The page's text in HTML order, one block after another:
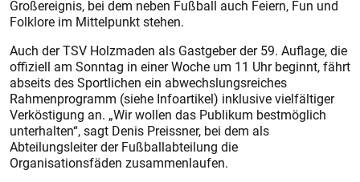
Großereignis, bei dem neben Fußball auch Feiern, Fun und
Folklore im Mittelpunkt stehen.
Auch der TSV Holzmaden als Gastgeber der 59. Auflage, die
offiziell am Sonntag in einer Woche um 11 Uhr beginnt, fährt
abseits des Sportlichen ein abwechslungsreiches
Rahmenprogramm (siehe Infoartikel) inklusive vielfältiger
Verköstigung an. „Wir wollen das Publikum bestmöglich
unterhalten“, sagt Denis Preissner, bei dem als
Abteilungsleiter der Fußballabteilung die
Organisationsfäden zusammenlaufen.